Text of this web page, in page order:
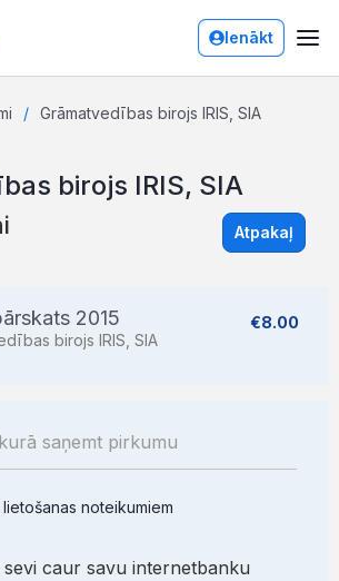
Ienākt
Grāmatvedības birojs IRIS, SIA
birojs IRIS, SIA
Atpakaļ
2015
birojs IRIS, SIA
€8.00
lietošanas noteikumiem
sevi caur savu internetbanku